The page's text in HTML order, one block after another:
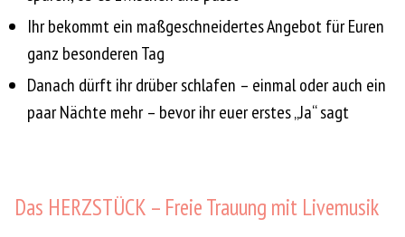
Ihr bekommt ein maßgeschneidertes Angebot für Euren
ganz besonderen Tag
Danach dürft ihr drüber schlafen – einmal oder auch ein
paar Nächte mehr – bevor ihr euer erstes „Ja“ sagt
Das HERZSTÜCK – Freie Trauung mit Livemusik